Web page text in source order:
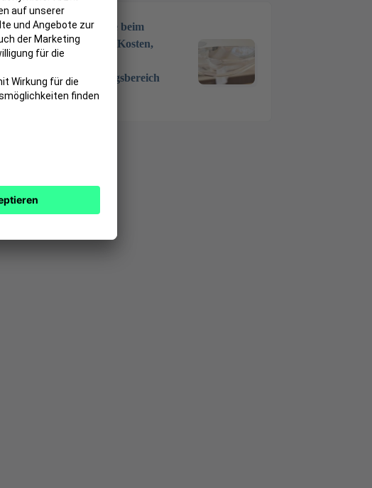
Vollnarkose beim
Zahnarzt – Kosten,
Ablauf,
Anwendungsbereich
7 Okt. 2024